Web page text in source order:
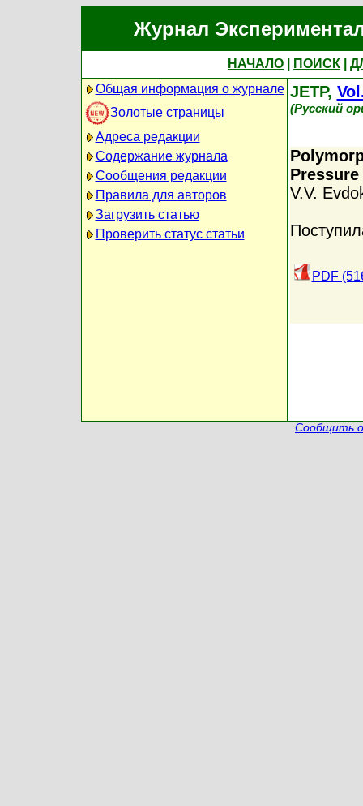
Журнал
НАЧАЛО ПОИСК
Общая информация о журнале
Золотые страницы
Адреса редакции
Содержание журнала
Сообщения редакции
Правила для авторов
Загрузить статью
Проверить статус статьи
JETP,
(Русский
Pressure
V.V.
PDF
Сообщить о